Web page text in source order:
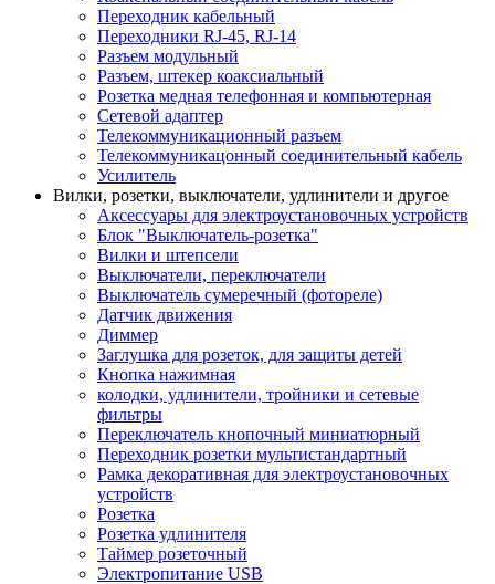
Переходник кабельный
Переходники RJ-45, RJ-14
Разъем модульный
Разъем, штекер коаксиальный
Розетка медная телефонная и компьютерная
Сетевой адаптер
Телекоммуникационный разъем
Телекоммуникацонный соединительный кабель
Усилитель
Вилки, розетки, выключатели, удлинители и другое
Аксессуары для электроустановочных устройств
Блок "Выключатель-розетка"
Вилки и штепсели
Выключатели, переключатели
Выключатель сумеречный (фотореле)
Датчик движения
Диммер
Заглушка для розеток, для защиты детей
Кнопка нажимная
колодки, удлинители, тройники и сетевые
фильтры
Переключатель кнопочный миниатюрный
Переходник розетки мультистандартный
Рамка декоративная для электроустановочных
устройств
Розетка
Розетка удлинителя
Таймер розеточный
Электропитание USB